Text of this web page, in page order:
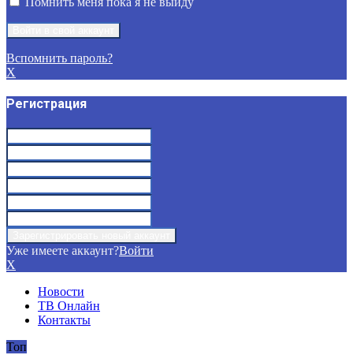
Вспомнить пароль?
X
Регистрация
Уже имеете аккаунт?Войти
X
Новости
ТВ Онлайн
Контакты
Топ